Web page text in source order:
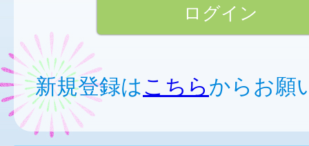
新規登録はこちらからお願